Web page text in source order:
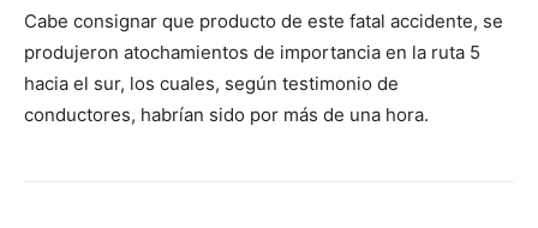
Cabe consignar que producto de este fatal accidente, se
produjeron atochamientos de importancia en la ruta 5
hacia el sur, los cuales, según testimonio de
conductores, habrían sido por más de una hora.